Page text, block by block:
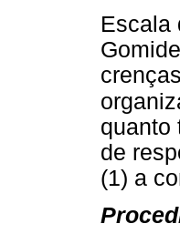
Escala
quanto
de
(1) a